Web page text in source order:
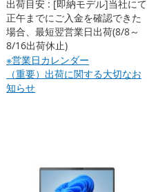
出荷目安 : [即納モデル]当社にて
正午までにご入金を確認できた
場合、最短翌営業日出荷(8/8～
8/16出荷休止)
※営業日カレンダー
（重要）出荷に関する大切なお
知らせ